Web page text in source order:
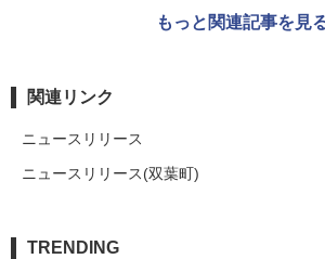
もっと関連記事を見
関連リンク
ニュースリリース
ニュースリリース(双葉町)
TRENDING